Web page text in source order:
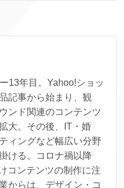
13年目。Yahoo!ショッ
記事から始まり、観
ンド関連のコンテンツ
大。その後、IT・婚
ィングなど幅広い分野
ける。コロナ禍以降
コンテンツの制作に注
からは、デザイン・コ